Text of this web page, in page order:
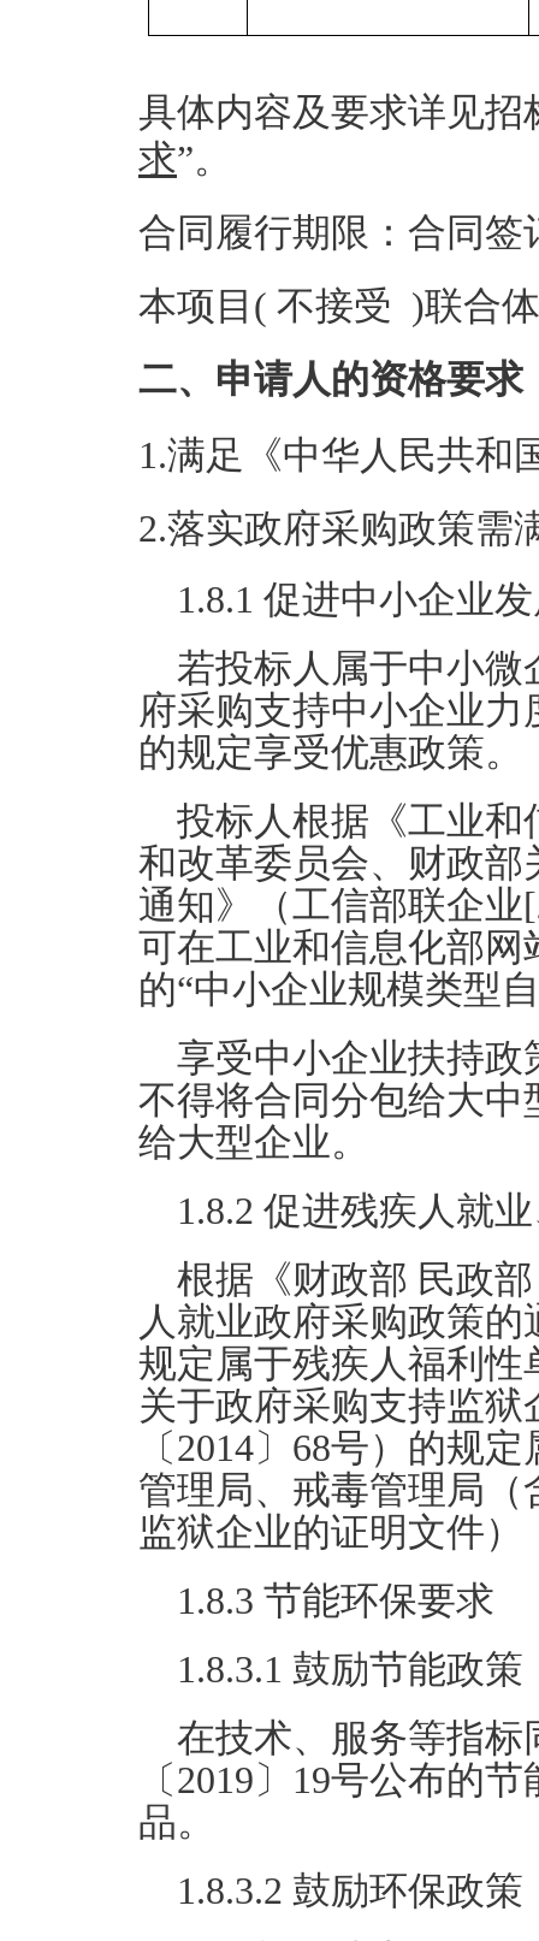
具体内容及要求详见招
求”。
合同履行期限：合同签
本项目( 不接受 )联合
二、申请人的资格要求
1.满足《中华人民共和
2.落实政府采购政策需
1.8.1 促进中小企业
若投标人属于中小
府采购支持中小企业力
的规定享受优惠政策。
投标人根据《工业
和改革委员会、财政
通知》（工信部联企业
可在工业和信息化部网
的“中小企业规模类型
享受中小企业扶持
不得将合同分包给大
给大型企业。
1.8.2 促进残疾人就
根据《财政部 民政
人就业政府采购政策的
规定属于残疾人福利
关于政府采购支持监
〔2014〕68号）的规
管理局、戒毒管理局
监狱企业的证明文件
1.8.3 节能环保要求
1.8.3.1 鼓励节能政策
在技术、服务等指
〔2019〕19号公布的
品。
1.8.3.2 鼓励环保政策